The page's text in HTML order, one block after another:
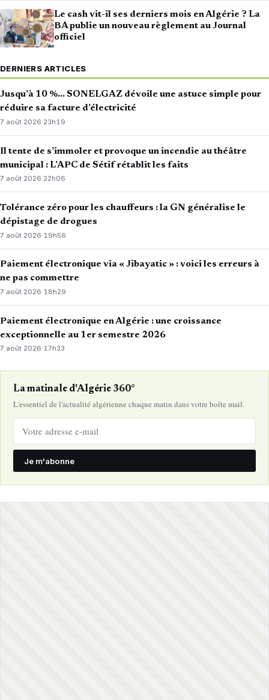
Le cash vit-il ses derniers mois en Algérie ? La
BA publie un nouveau règlement au Journal
officiel
DERNIERS ARTICLES
Jusqu’à 10 %… SONELGAZ dévoile une astuce simple pour
réduire sa facture d’électricité
7 août 2026·23h19
Il tente de s’immoler et provoque un incendie au théâtre
municipal : L’APC de Sétif rétablit les faits
7 août 2026·22h06
Tolérance zéro pour les chauffeurs : la GN généralise le
dépistage de drogues
7 août 2026· 19h56
Paiement électronique via « Jibayatic » : voici les erreurs à
ne pas commettre
7 août 2026·18h29
Paiement électronique en Algérie : une croissance
exceptionnelle au 1er semestre 2026
7 août 2026·17h33
La matinale d'Algérie 360°
L'essentiel de l'actualité algérienne chaque matin dans votre boîte mail.
Je m'abonne